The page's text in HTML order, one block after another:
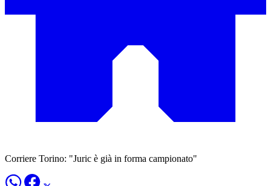
Corriere Torino: "Juric è già in forma campionato"